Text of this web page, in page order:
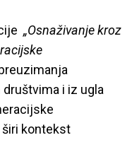
„Osnaživanje kroz
i iz ugla
širi kontekst